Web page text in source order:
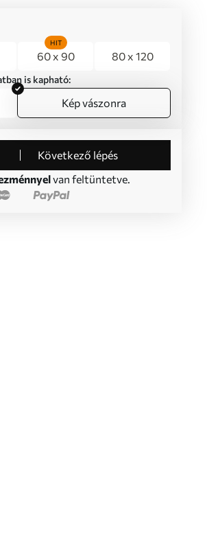
60 x 90
HIT
80 x 120
is kapható:
Kép vászonra
Következő lépés
van feltüntetve.